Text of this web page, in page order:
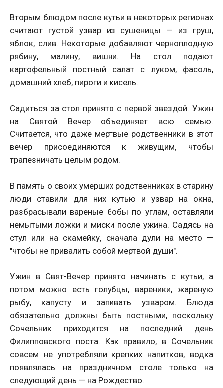
Вторым блюдом после кутьи в некоторых регионах
считают густой узвар из сушеницы — из груш,
яблок, слив. Некоторые добавляют черноплодную
рябину, малину, вишни. На стол подают
картофельный постный салат с луком, фасоль,
домашний хлеб, пироги и кисель.
Садиться за стол принято с первой звездой. Ужин
на Святой Вечер объединяет всю семью.
Считается, что даже мертвые родственники в этот
вечер присоединяются к живущим, чтобы
трапезничать целым родом.
В память о своих умерших родственниках в старину
люди ставили для них кутью и узвар на окна,
разбрасывали вареные бобы по углам, оставляли
немытыми ложки и миски после ужина. Садясь на
стул или на скамейку, сначала дули на место —
"чтобы не привалить собой мертвой души".
Ужин в Свят-Вечер принято начинать с кутьи, а
потом можно есть голубцы, вареники, жареную
рыбу, капусту и запивать узваром. Блюда
обязательно должны быть постными, поскольку
Сочельник приходится на последний день
Филипповского поста. Как правило, в Сочельник
совсем не употребляли крепких напитков, водка
появлялась на праздничном столе только на
следующий день — на Рождество.